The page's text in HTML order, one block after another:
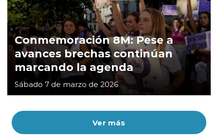
Ver más
Conmemoración 8M: Pese a
avances brechas continúan
marcando la agenda
Sábado 7 de marzo de 2026